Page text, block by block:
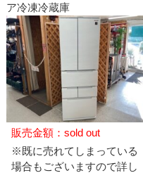
ア冷凍冷蔵庫
販売金額：sold out
※既に売れてしまっている
場合もございますので詳し